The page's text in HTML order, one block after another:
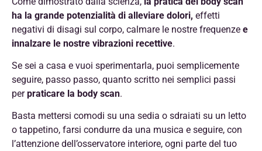
ha la grande potenzialità di alleviare dolori, effetti
negativi di disagi sul corpo, calmare le nostre frequenze e
innalzare le nostre vibrazioni recettive.
Se sei a casa e vuoi sperimentarla, puoi semplicemente
seguire, passo passo, quanto scritto nei semplici passi
perpraticare la body scan.
Basta mettersi comodi su una sedia o sdraiati su un letto
o tappetino, farsi condurre da una musica e seguire, con
l’attenzione dell’osservatore interiore, ogni parte del tuo